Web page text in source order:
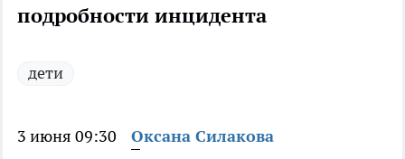
подробности инцидента
дети
3 июня 09:30
Оксана Силакова